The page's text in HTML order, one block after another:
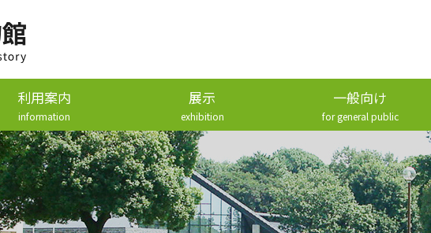
利用案内
information
展示
exhibition
常設展示
企画展示
一般向け
for general public
講座・解説
刊行物